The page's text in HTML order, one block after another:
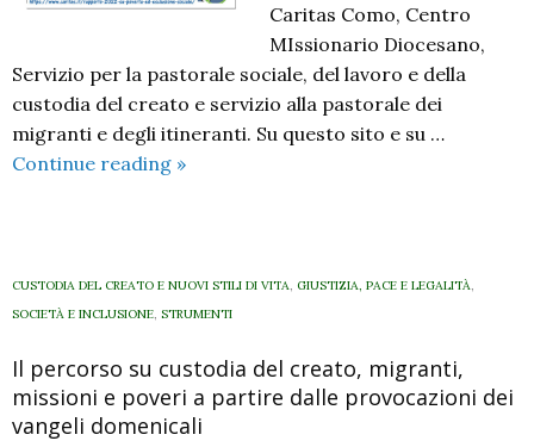
Caritas Como, Centro
MIssionario Diocesano,
Servizio per la pastorale sociale, del lavoro e della
custodia del creato e servizio alla pastorale dei
migranti e degli itineranti. Su questo sito e su …
Continue reading Provocati
al
mondo.
manifesto
di
domenica
»
CUSTODIA DEL CREATO E NUOVI STILI DI VITA, GIUSTIZIA, PACE E LEGALITÀ,
SOCIETÀ E INCLUSIONE, STRUMENTI
Il percorso su custodia del creato, migranti,
missioni e poveri a partire dalle provocazioni dei
vangeli domenicali